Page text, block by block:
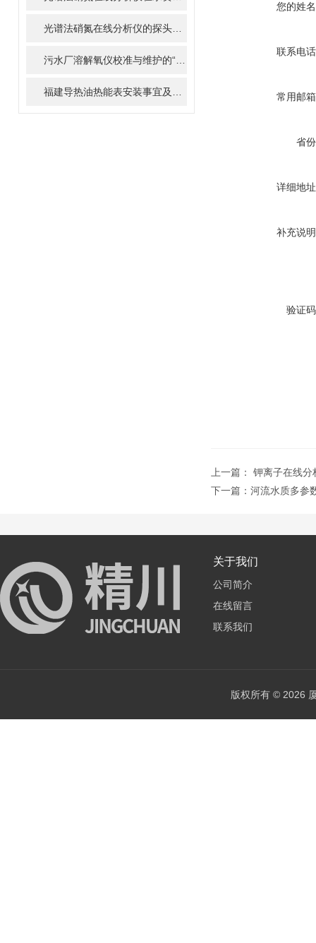
您的姓
联系电
常用邮
省
详细地
补充说
验证
上一篇： 钾离子在线分
下一篇： 河流水质多参
关于我们
公司简介
在线留言
联系我们
版权所有 © 2026